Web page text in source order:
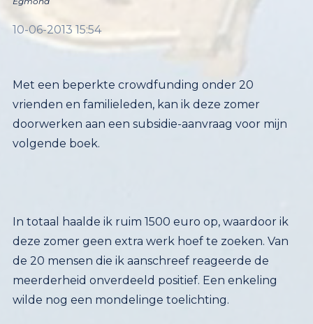
10-06-2013 15:54
Met een beperkte crowdfunding onder 20
vrienden en familieleden, kan ik deze zomer
doorwerken aan een subsidie-aanvraag voor mijn
volgende boek.
In totaal haalde ik ruim 1500 euro op, waardoor ik
deze zomer geen extra werk hoef te zoeken. Van
de 20 mensen die ik aanschreef reageerde de
meerderheid onverdeeld positief. Een enkeling
wilde nog een mondelinge toelichting.